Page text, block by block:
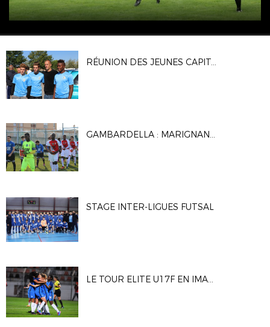
RÉUNION DES JEUNES CAPITAINES MÉDITERRANÉENS
GAMBARDELLA : MARIGNANE GIGNAC FC / AS MONACO
STAGE INTER-LIGUES FUTSAL
LE TOUR ELITE U17F EN IMAGES